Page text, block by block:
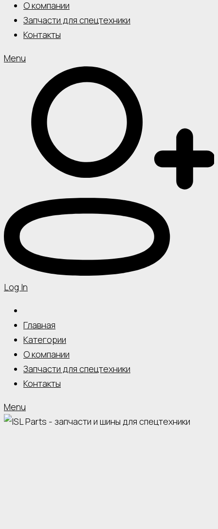
О компании
Запчасти для спецтехники
Контакты
Menu
Log In
Главная
Категории
О компании
Запчасти для спецтехники
Контакты
Menu